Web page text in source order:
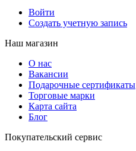
Войти
Создать учетную запись
Наш магазин
О нас
Вакансии
Подарочные сертификаты
Торговые марки
Карта сайта
Блог
Покупательский сервис